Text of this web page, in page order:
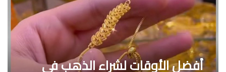
أفضل الأوقات لشراء الذهب في